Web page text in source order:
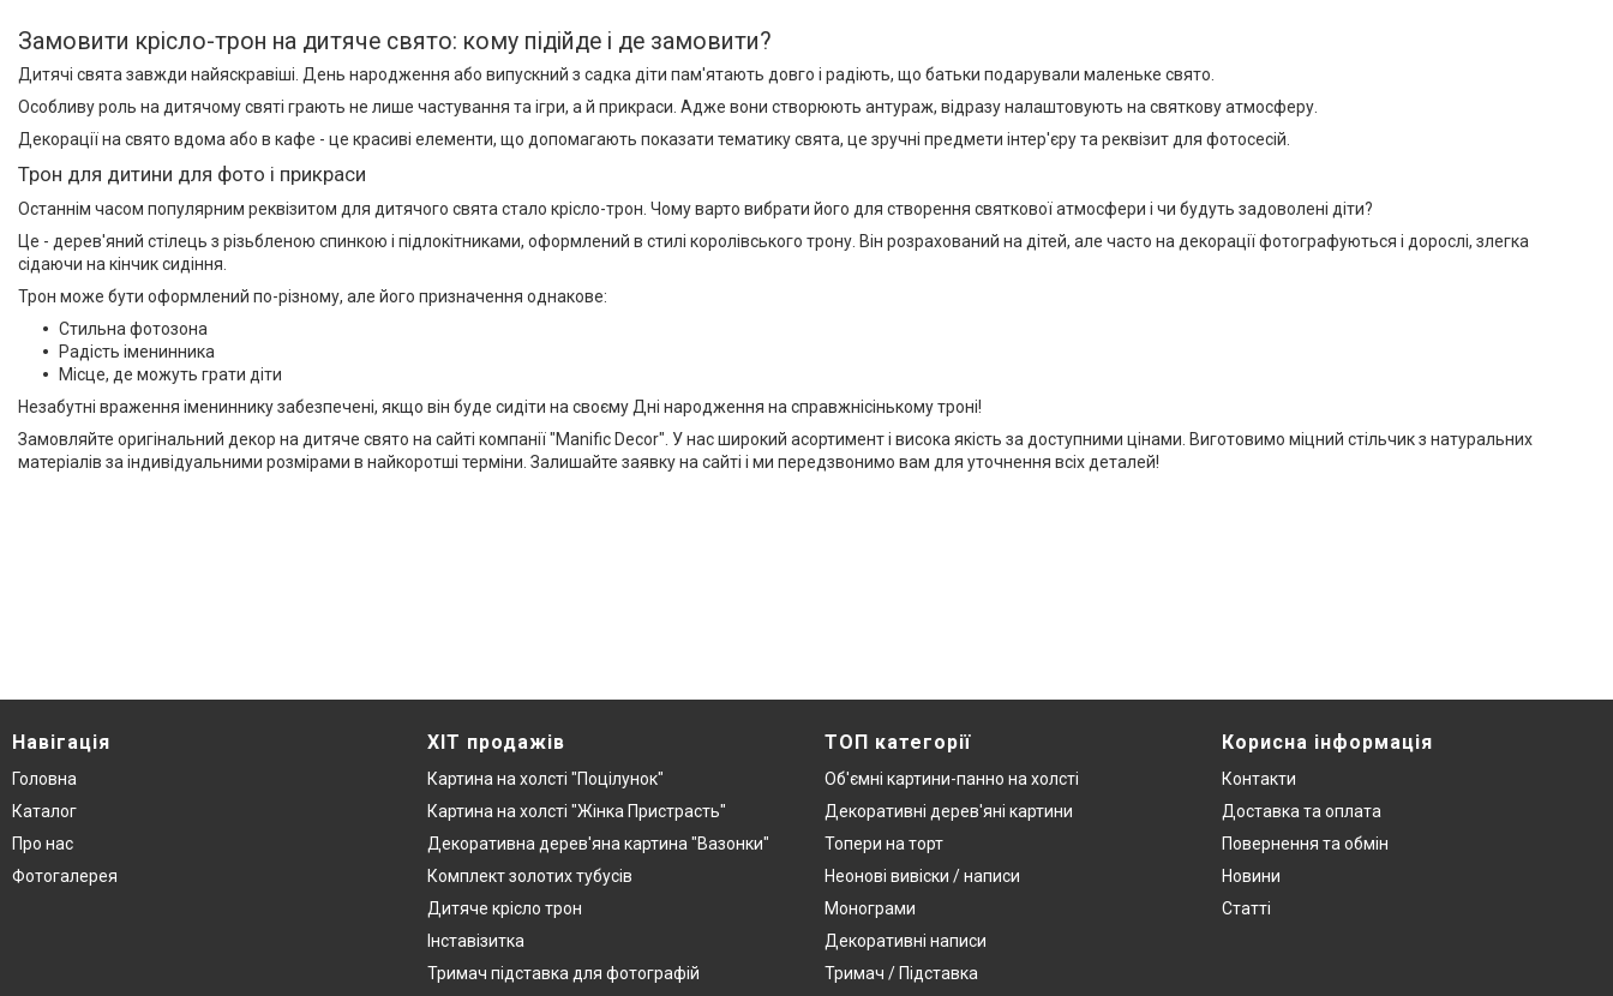
Замовити крісло-трон на дитяче свято: кому підійде і де замовити?
Дитячі свята завжди найяскравіші. День народження або випускний з садка діти пам'ятають довго і радіють, що батьки подарували маленьке свято.
Особливу роль на дитячому святі грають не лише частування та ігри, а й прикраси. Адже вони створюють антураж, відразу налаштовують на святкову атмосферу.
Декорації на свято вдома або в кафе - це красиві елементи, що допомагають показати тематику свята, це зручні предмети інтер'єру та реквізит для фотосесій.
Трон для дитини для фото і прикраси
Останнім часом популярним реквізитом для дитячого свята стало крісло-трон. Чому варто вибрати його для створення святкової атмосфери і чи будуть задоволені діти?
Це - дерев'яний стілець з різьбленою спинкою і підлокітниками, оформлений в стилі королівського трону. Він розрахований на дітей, але часто на декорації фотографуються і дорослі, злегка
сідаючи на кінчик сидіння.
Трон може бути оформлений по-різному, але його призначення однакове:
Стильна фотозона
Радість іменинника
Місце, де можуть грати діти
Незабутні враження імениннику забезпечені, якщо він буде сидіти на своєму Дні народження на справжнісінькому троні!
Замовляйте оригінальний декор на дитяче свято на сайті компанії "Manific Decor". У нас широкий асортимент і висока якість за доступними цінами. Виготовимо міцний стільчик з натуральних
матеріалів за індивідуальними розмірами в найкоротші терміни. Залишайте заявку на сайті і ми передзвонимо вам для уточнення всіх деталей!
Навігація
Головна
Каталог
Про нас
Фотогалерея
ХІТ продажів
Картина на холсті "Поцілунок"
Картина на холсті "Жінка Пристрасть"
Декоративна дерев'яна картина "Вазонки"
Комплект золотих тубусів
Дитяче крісло трон
Інставізитка
Тримач підставка для фотографій
ТОП категорії
Об'ємні картини-панно на холсті
Декоративні дерев'яні картини
Топери на торт
Неонові вивіски / написи
Монограми
Декоративні написи
Тримач / Підставка
Корисна інформація
Контакти
Доставка та оплата
Повернення та обмін
Новини
Статті